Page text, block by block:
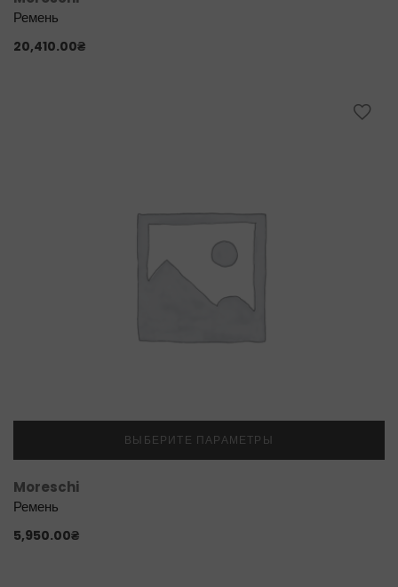
Ремень
20,410.00₴
ВЫБЕРИТЕ ПАРАМЕТРЫ
Moreschi
Ремень
5,950.00₴